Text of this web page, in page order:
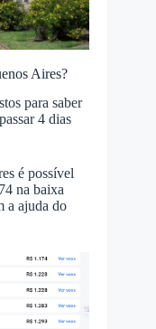
Aires?
para saber
4 dias
é possível
na baixa
a ajuda do